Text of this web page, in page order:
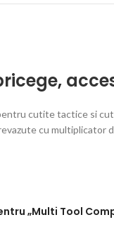
,
cutite tactice si
cu multiplicator
„Multi Tool